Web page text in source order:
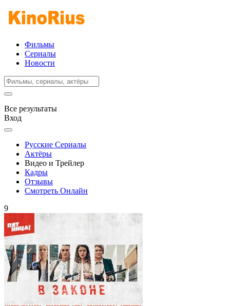
Фильмы
Сериалы
Новости
Все результаты
Вход
Русские Сериалы
Актёры
Видео и Трейлер
Кадры
Отзывы
Смотреть Онлайн
9